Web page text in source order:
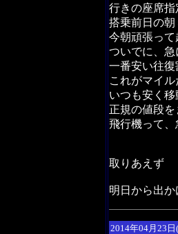
行きの座席
搭乗前日の
今朝頑張っ
ついでに、
一番安い往
これがマイ
いつも安く
正規の値段
飛行機って
取りあえず
明日から出か
2014年04月23日